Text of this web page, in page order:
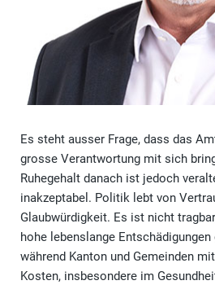
Es steht ausser Frage, dass das
grosse Verantwortung mit sich
Ruhegehalt danach ist jedoch
inakzeptabel. Politik lebt von
Glaubwürdigkeit. Es ist nicht
hohe lebenslange Entschädigungen
während Kanton und Gemeinden
Kosten, insbesondere im